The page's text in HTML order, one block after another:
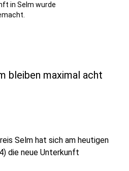
in Selm wurde
bleiben maximal acht
Selm hat sich am heutigen
die neue Unterkunft